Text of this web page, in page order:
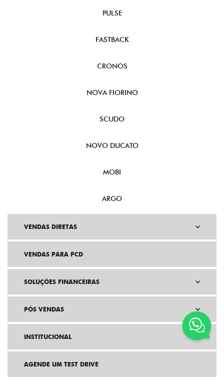
PULSE
FASTBACK
CRONOS
NOVA FIORINO
SCUDO
NOVO DUCATO
MOBI
ARGO
VENDAS DIRETAS
VENDAS PARA PCD
SOLUÇÕES FINANCEIRAS
PÓS VENDAS
INSTITUCIONAL
AGENDE UM TEST DRIVE